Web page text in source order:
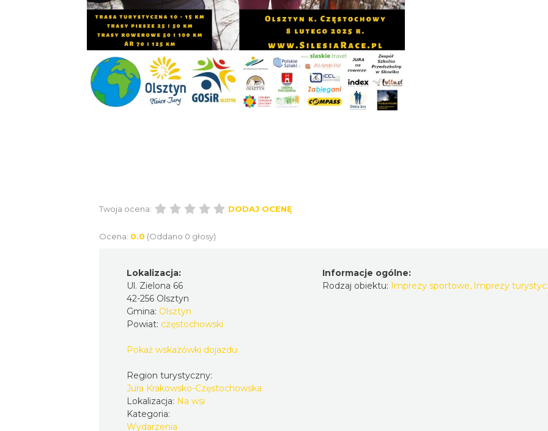
Twoja ocena: DODAJ OCENĘ
Ocena: 0.0 (Oddano 0 głosy)
Lokalizacja:
Ul. Zielona 66
42-256 Olsztyn
Gmina: Olsztyn
Powiat: częstochowski
Pokaż wskazówki dojazdu
Region turystyczny:
Jura Krakowsko-Częstochowska
Lokalizacja: Na wsi
Kategoria:
Wydarzenia
Informacje ogólne:
Rodzaj obiektu: Imprezy sportowe, Imprezy